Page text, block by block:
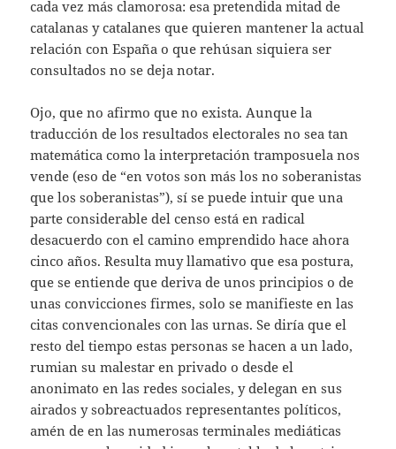
cada vez más clamorosa: esa pretendida mitad de
catalanas y catalanes que quieren mantener la actual
relación con España o que rehúsan siquiera ser
consultados no se deja notar.
Ojo, que no afirmo que no exista. Aunque la
traducción de los resultados electorales no sea tan
matemática como la interpretación tramposuela nos
vende (eso de “en votos son más los no soberanistas
que los soberanistas”), sí se puede intuir que una
parte considerable del censo está en radical
desacuerdo con el camino emprendido hace ahora
cinco años. Resulta muy llamativo que esa postura,
que se entiende que deriva de unos principios o de
unas convicciones firmes, solo se manifieste en las
citas convencionales con las urnas. Se diría que el
resto del tiempo estas personas se hacen a un lado,
rumian su malestar en privado o desde el
anonimato en las redes sociales, y delegan en sus
airados y sobreactuados representantes políticos,
amén de en las numerosas terminales mediáticas